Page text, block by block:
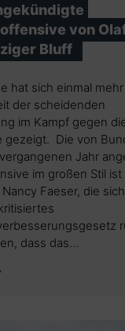
von
Bluff
hat sich einmal
der scheidenden
im Kampf gegen
gezeigt. Die von
Jahr
im großen Stil
Faeser, die
dass das…